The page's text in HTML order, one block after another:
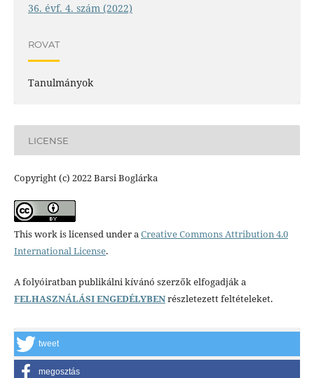
36. évf. 4. szám (2022)
ROVAT
Tanulmányok
LICENSE
Copyright (c) 2022 Barsi Boglárka
This work is licensed under aCreative Commons Attribution 4.0
International License.
A folyóiratban publikálni kívánó szerzők elfogadják a
FELHASZNÁLÁSI ENGEDÉLYBENrészletezett feltételeket.
tweet
megosztás